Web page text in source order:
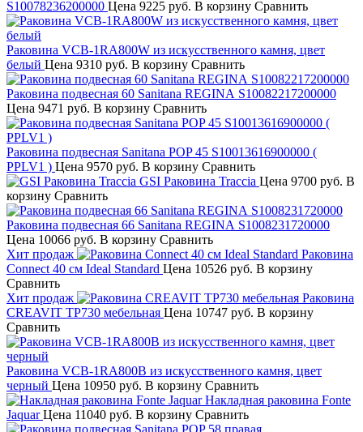
S10078236200000 Цена 9225 руб. В корзину Сравнить
Раковина VCB-1RA800W из искусственного камня, цвет
белый Цена 9310 руб. В корзину Сравнить
Раковина подвесная 60 Sanitana REGINA S10082217200000
Цена 9471 руб. В корзину Сравнить
Раковина подвесная Sanitana POP 45 S10013616900000 (
PPLV1 ) Цена 9570 руб. В корзину Сравнить
GSI Раковина Traccia Цена 9700 руб. В
корзину Сравнить
Раковина подвесная 66 Sanitana REGINA S1008231720000
Цена 10066 руб. В корзину Сравнить
Хит продаж
Раковина
Connect 40 см Ideal Standard Цена 10526 руб. В корзину
Сравнить
Хит продаж
Раковина
CREAVIT TP730 мебельная Цена 10747 руб. В корзину
Сравнить
Раковина VCB-1RA800B из искусственного камня, цвет
черный Цена 10950 руб. В корзину Сравнить
Накладная раковина Fonte
Jaquar Цена 11040 руб. В корзину Сравнить